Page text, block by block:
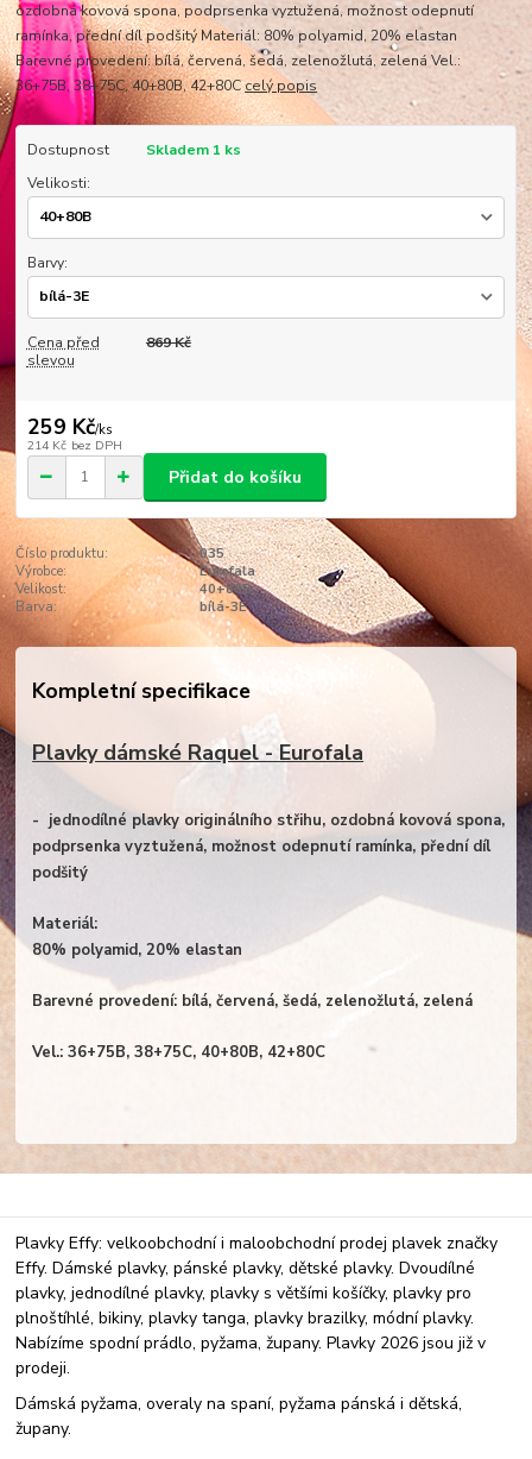
ozdobná kovová spona, podprsenka vyztužená, možnost odepnutí
ramínka, přední díl podšitý Materiál: 80% polyamid, 20% elastan
Barevné provedení: bílá, červená, šedá, zelenožlutá, zelená Vel.:
36+75B, 38+75C, 40+80B, 42+80Ccelý popis
Dostupnost
Skladem 1 ks
Velikosti:
Barvy:
Cena před
slevou
869 Kč
259 Kč/ks
214 Kč bez DPH
Přidat do košíku
Číslo produktu:
035
Výrobce:
Eurofala
Velikost:
40+80B
Barva:
bílá-3E
Kompletní specifikace
Plavky dámské Raquel - Eurofala
- jednodílné plavky originálního střihu, ozdobná kovová spona,
podprsenka vyztužená, možnost odepnutí ramínka, přední díl
podšitý
Materiál:
80% polyamid, 20% elastan
Barevné provedení: bílá, červená, šedá, zelenožlutá, zelená
Vel.: 36+75B, 38+75C, 40+80B, 42+80C
Plavky Effy: velkoobchodní i maloobchodní prodej plavek značky
Effy. Dámské plavky, pánské plavky, dětské plavky. Dvoudílné
plavky, jednodílné plavky, plavky s většími košíčky, plavky pro
plnoštíhlé, bikiny, plavky tanga, plavky brazilky, módní plavky.
Nabízíme spodní prádlo, pyžama, župany. Plavky 2026 jsou již v
prodeji.
Dámská pyžama, overaly na spaní, pyžama pánská i dětská,
župany.